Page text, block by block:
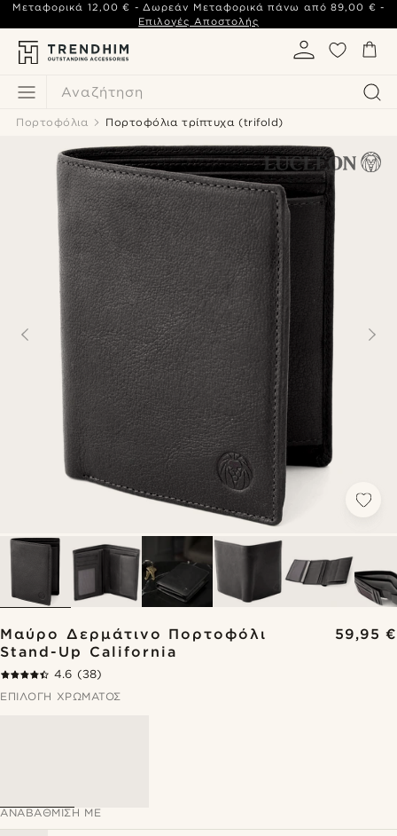
Αναζήτηση
Μεταφορικά 12,00 € - Δωρεάν Μεταφορικά πάνω από 89,00 € -
Επιλογές Αποστολής
Πορτοφόλια Πορτοφόλια τρίπτυχα (trifold)
Μαύρο Δερμάτινο Πορτοφόλι
Stand-Up California
59,95 €
4.6 (38)
ΕΠΙΛΟΓΉ ΧΡΏΜΑΤΟΣ
ΑΝΑΒΆΘΜΙΣΗ ΜΕ